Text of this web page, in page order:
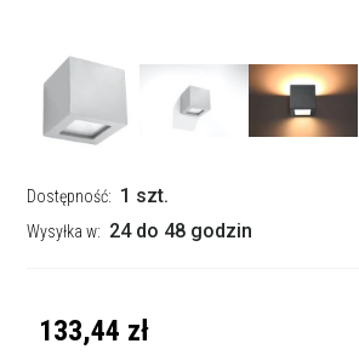
Dostępność: 1 szt.
Wysyłka w: 24 do 48 godzin
133,44 zł